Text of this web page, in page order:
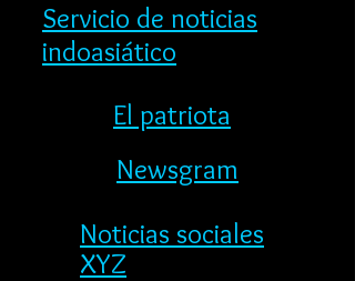
Servicio de noticias
indoasiático
El patriota
Newsgram
Noticias sociales
XYZ